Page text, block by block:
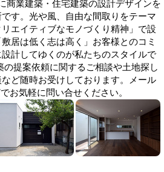
商業建築・住宅建築の設計デザインを
す。光や風、自由な間取りをテーマ
エイティブなモノづくり精神」で設
居は低く志は高く」お客様とのコミ
計してゆくのが私たちのスタイルで
提案依頼に関するご相談や土地探し
ど随時お受けしております。メール
お気軽に問い合せください。